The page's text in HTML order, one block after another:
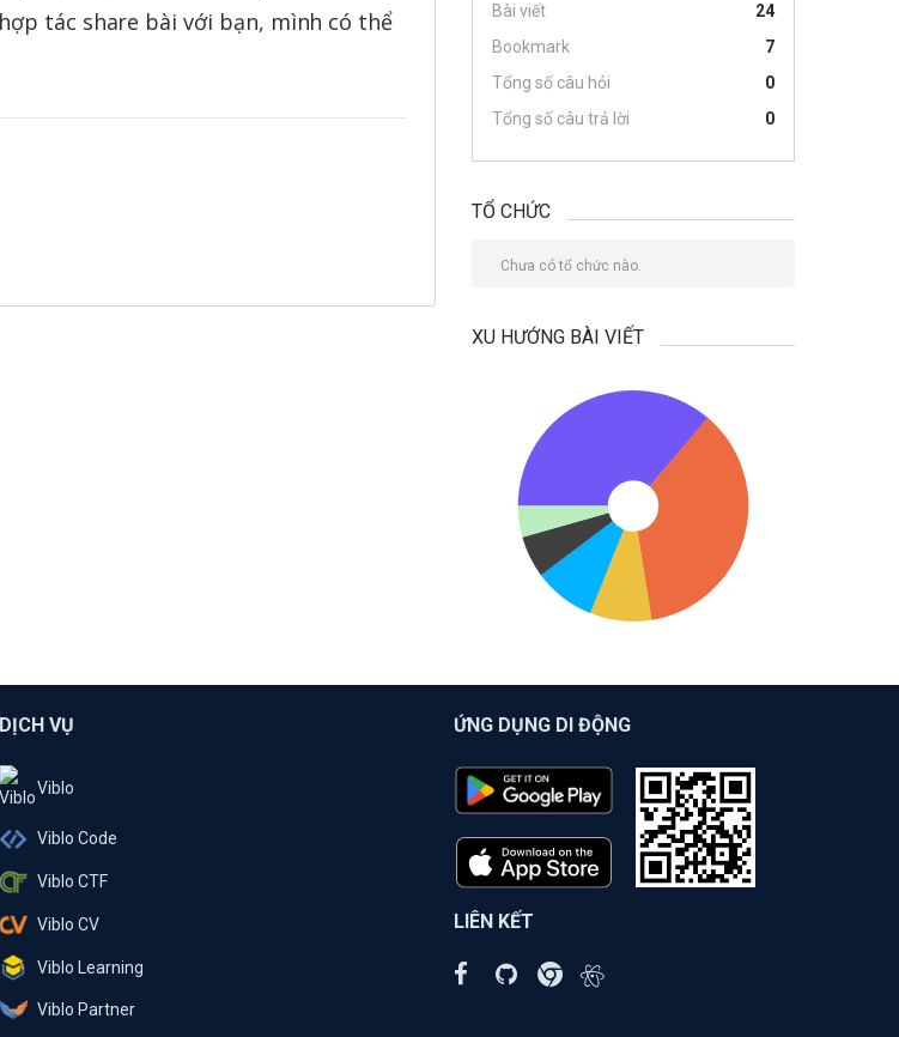
tác share bài với bạn, mình có thể
Bài viết
24
Bookmark
7
Tổng số câu hỏi
0
Tổng số câu trả lời
0
TỔ CHỨC
Chưa có tổ chức nào.
XU HƯỚNG BÀI VIẾT
DỊCH VỤ
Viblo
Viblo Code
Viblo CTF
Viblo CV
Viblo Learning
Viblo Partner
ỨNG DỤNG DI ĐỘNG
LIÊN KẾT